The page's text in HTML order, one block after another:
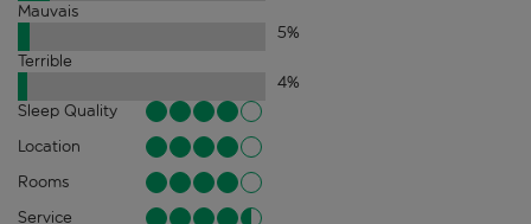
Mauvais
5%
Terrible
4%
Sleep Quality
Location
Rooms
Service